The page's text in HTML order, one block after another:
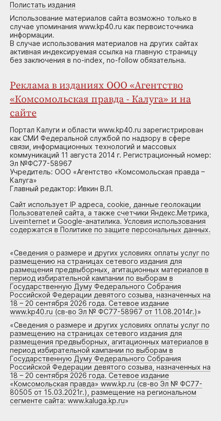
Полистать издания
Использование материалов сайта возможно только в
случае упоминания www.kp40.ru как первоисточника
информации.
В случае использования материалов на других сайтах
активная индексируемая ссылка на главную страницу
без заключения в no-index, no-follow обязательна.
Реклама в изданиях ООО «Агентство
«Комсомольская правда - Калуга» и на
сайте
Портал Калуги и области www.kp40.ru зарегистрирован
как СМИ Федеральной службой по надзору в сфере
связи, информационных технологий и массовых
коммуникаций 11 августа 2014 г. Регистрационный номер:
Эл №ФС77-58967
Учредитель: ООО «Агентство «Комсомольская правда –
Калуга»
Главный редактор: Ивкин В.П.
Сайт использует IP адреса, cookie, данные геолокации
Пользователей сайта, а также счетчики Яндекс.Метрика,
Liveinternet и Google-анатилика. Условия использования
содержатся в Политике по защите персональных данных.
«Сведения о размере и других условиях оплаты услуг по
размещению на страницах сетевого издания для
размещения предвыборных, агитационных материалов в
период избирательной кампании по выборам в
Государственную Думу Федерального Собрания
Российской Федерации девятого созыва, назначенных на
18 – 20 сентября 2026 года. Сетевое издание
www.kp40.ru (св-во Эл № ФС77-58967 от 11.08.2014г.)»
«Сведения о размере и других условиях оплаты услуг по
размещению на страницах сетевого издания для
размещения предвыборных, агитационных материалов в
период избирательной кампании по выборам в
Государственную Думу Федерального Собрания
Российской Федерации девятого созыва, назначенных на
18 – 20 сентября 2026 года. Сетевое издание
«Комсомольская правда» www.kp.ru (св-во Эл № ФС77-
80505 от 15.03.2021г.), размещение на региональном
сегменте сайта: www.kaluga.kp.ru»